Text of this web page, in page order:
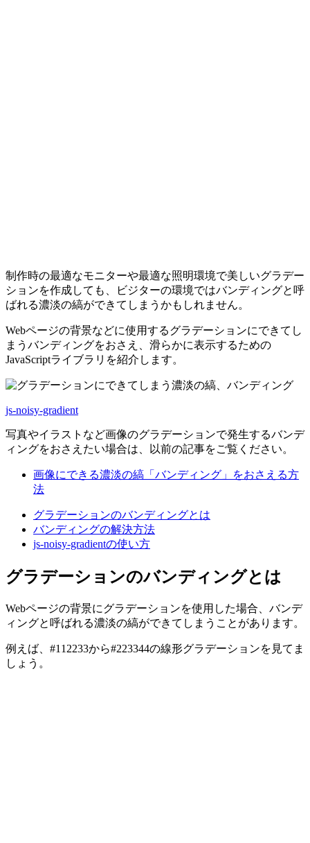
制作時の最適なモニターや最適な照明環境で美しいグラデー
ションを作成しても、ビジターの環境ではバンディングと呼
ばれる濃淡の縞ができてしまうかもしれません。
Webページの背景などに使用するグラデーションにできてし
まうバンディングをおさえ、滑らかに表示するための
JavaScriptライブラリを紹介します。
js-noisy-gradient
写真やイラストなど画像のグラデーションで発生するバンデ
ィングをおさえたい場合は、以前の記事をご覧ください。
画像にできる濃淡の縞「バンディング」をおさえる方
法
グラデーションのバンディングとは
バンディングの解決方法
js-noisy-gradientの使い方
グラデーションのバンディングとは
Webページの背景にグラデーションを使用した場合、バンデ
ィングと呼ばれる濃淡の縞ができてしまうことがあります。
例えば、#112233から#223344の線形グラデーションを見てま
しょう。